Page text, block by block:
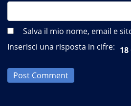
Salva il mio nome, email e
Inserisci una risposta in cifre:
Post Comment